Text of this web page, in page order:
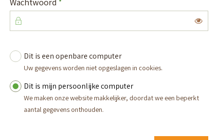
Vul uw inloggegevens in
Dit is een openbare computer
Uw gegevens worden niet opgeslagen in cookies.
Dit is mijn persoonlijke computer
We maken onze website makkelijker, doordat we een beperkt
aantal gegevens onthouden.